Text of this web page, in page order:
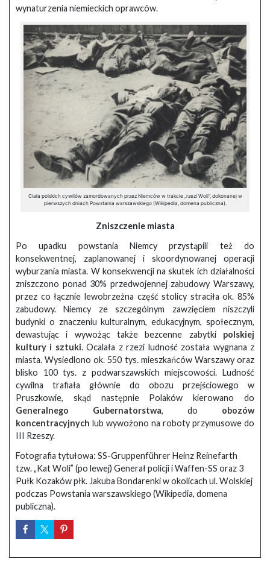
wynaturzenia niemieckich oprawców.
Ciała polskich cywilów zamordowanych przez Niemców w trakcie „rzezi Woli”, dokonanej w
pierwszych dniach Powstania warszawskiego (Wikipedia, domena publiczna).
Zniszczenie miasta
Po upadku powstania Niemcy przystąpili też do
konsekwentnej, zaplanowanej i skoordynowanej operacji
wyburzania miasta. W konsekwencji na skutek ich działalności
zniszczono ponad 30% przedwojennej zabudowy Warszawy,
przez co łącznie lewobrzeżna część stolicy straciła ok. 85%
zabudowy. Niemcy ze szczególnym zawzięciem niszczyli
budynki o znaczeniu kulturalnym, edukacyjnym, społecznym,
dewastując i wywożąc także bezcenne zabytki polskiej
kultury i sztuki. Ocalała z rzezi ludność została wygnana z
miasta. Wysiedlono ok. 550 tys. mieszkańców Warszawy oraz
blisko 100 tys. z podwarszawskich miejscowości. Ludność
cywilna trafiała głównie do obozu przejściowego w
Pruszkowie, skąd następnie Polaków kierowano do
Generalnego Gubernatorstwa, do obozów
koncentracyjnych lub wywożono na roboty przymusowe do
III Rzeszy.
Fotografia tytułowa: SS-Gruppenführer Heinz Reinefarth
tzw. „Kat Woli” (po lewej) Generał policji i Waffen-SS oraz 3
Pułk Kozaków płk. Jakuba Bondarenki w okolicach ul. Wolskiej
podczas Powstania warszawskiego (Wikipedia, domena
publiczna).